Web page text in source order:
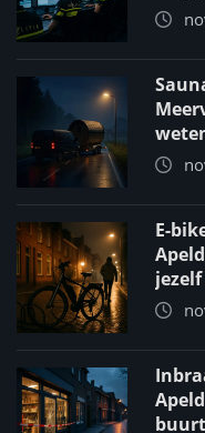
E-